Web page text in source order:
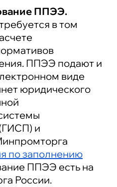
ППЭЭ.
в том
ППЭЭ подают и
виде
юридического
и
по заполнению
ППЭЭ есть на
России.